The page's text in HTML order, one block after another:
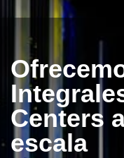
Centers
escala